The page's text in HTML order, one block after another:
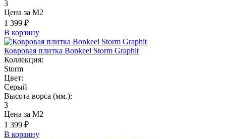
3
Цена за М2
1 399 ₽
В корзину
Ковровая плитка Bonkeel Storm Graphit
Коллекция:
Storm
Цвет:
Серый
Высота ворса (мм.):
3
Цена за М2
1 399 ₽
В корзину